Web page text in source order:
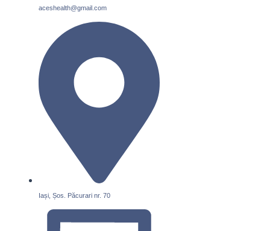
aceshealth@gmail.com
Iași, Șos. Păcurari nr. 70